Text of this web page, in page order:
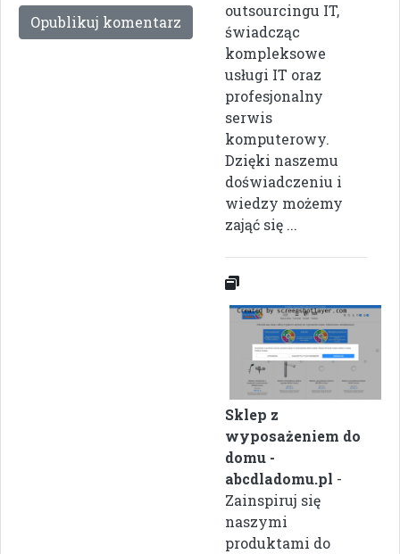
outsourcingu IT,
świadcząc
kompleksowe
usługi IT oraz
profesjonalny
serwis
komputerowy.
Dzięki naszemu
doświadczeniu i
wiedzy możemy
zająć się ...
Sklep z
wyposażeniem do
domu -
abcdladomu.pl -
Zainspiruj się
naszymi
produktami do